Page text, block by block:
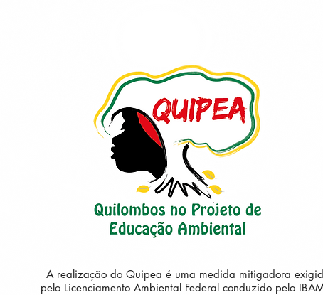
A realização do Quipea é uma medida mitigadora
pelo Licenciamento Ambiental Federal conduzido pelo